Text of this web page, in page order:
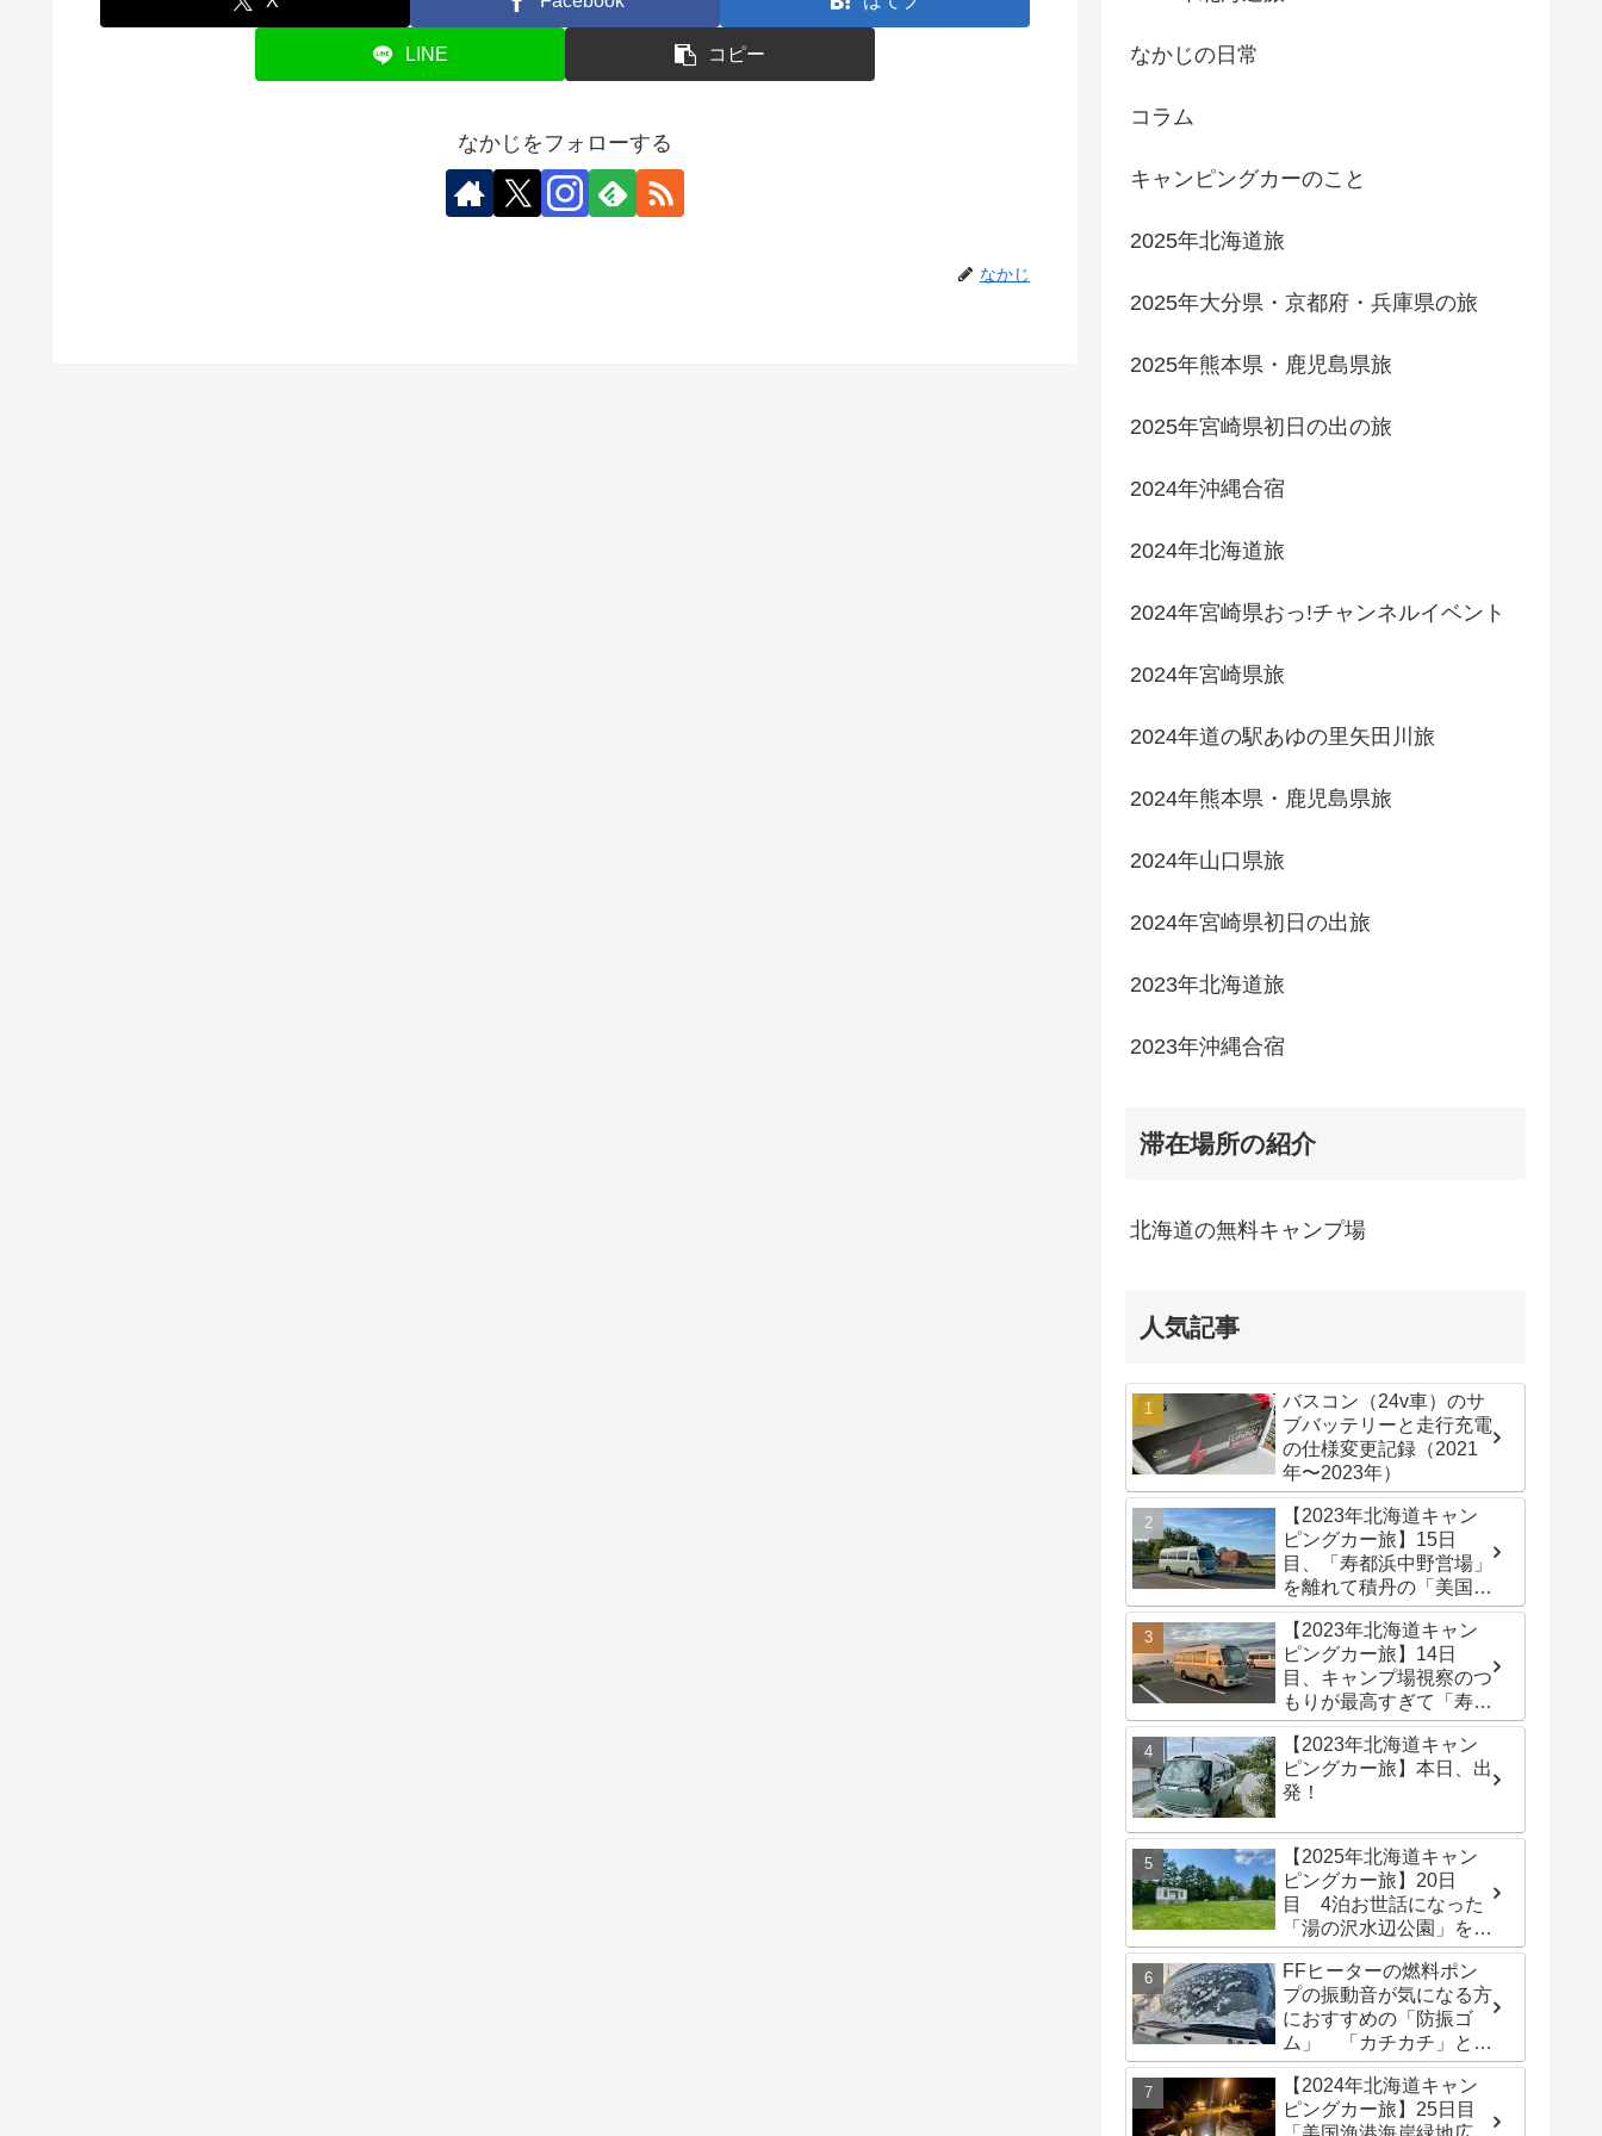
LINE コピー
なかじをフォローする
なかじ
なかじの日常
コラム
キャンピングカーのこと
2025年北海道旅
2025年大分県・京都府・兵庫県の旅
2025年熊本県・鹿児島県旅
2025年宮崎県初日の出の旅
2024年沖縄合宿
2024年北海道旅
2024年宮崎県おっ!チャンネルイベント
2024年宮崎県旅
2024年道の駅あゆの里矢田川旅
2024年熊本県・鹿児島県旅
2024年山口県旅
2024年宮崎県初日の出旅
2023年北海道旅
2023年沖縄合宿
滞在場所の紹介
北海道の無料キャンプ場
人気記事
バスコン（24v車）のサ
ブバッテリーと走行充電
の仕様変更記録（2021
年〜2023年）
【2023年北海道キャン
ピングカー旅】15日
目、「寿都浜中野営場」
を離れて積丹の「美国漁
港海岸緑地広場」でター
プテントを立てる
【2023年北海道キャン
ピングカー旅】14日
目、キャンプ場視察のつ
もりが最高すぎて「寿都
浜中野営場」滞在するこ
とに
【2023年北海道キャン
ピングカー旅】本日、出
発！
【2025年北海道キャン
ピングカー旅】20日
目 4泊お世話になった
「湯の沢水辺公園」を出
発し、「函館トヨタ 森
店」でキャンピングカー
のオイル交換完了！今日
は伊達市の「徳舜瞥山麓
キャンプ場」へ
FFヒーターの燃料ポン
プの振動音が気になる方
におすすめの「防振ゴ
ム」 「カチカチ」とい
う機械音は別対策が必要
です
【2024年北海道キャン
ピングカー旅】25日目